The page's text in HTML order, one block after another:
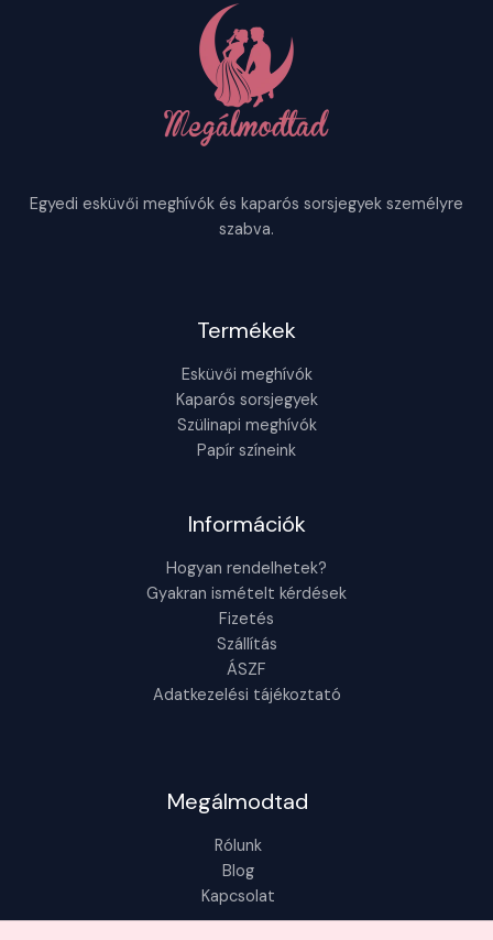
Egyedi esküvői meghívók és kaparós sorsjegyek személyre
szabva.
Termékek
Esküvői meghívók
Kaparós sorsjegyek
Szülinapi meghívók
Papír színeink
Információk
Hogyan rendelhetek?
Gyakran ismételt kérdések
Fizetés
Szállítás
ÁSZF
Adatkezelési tájékoztató
Megálmodtad
Rólunk
Blog
Kapcsolat